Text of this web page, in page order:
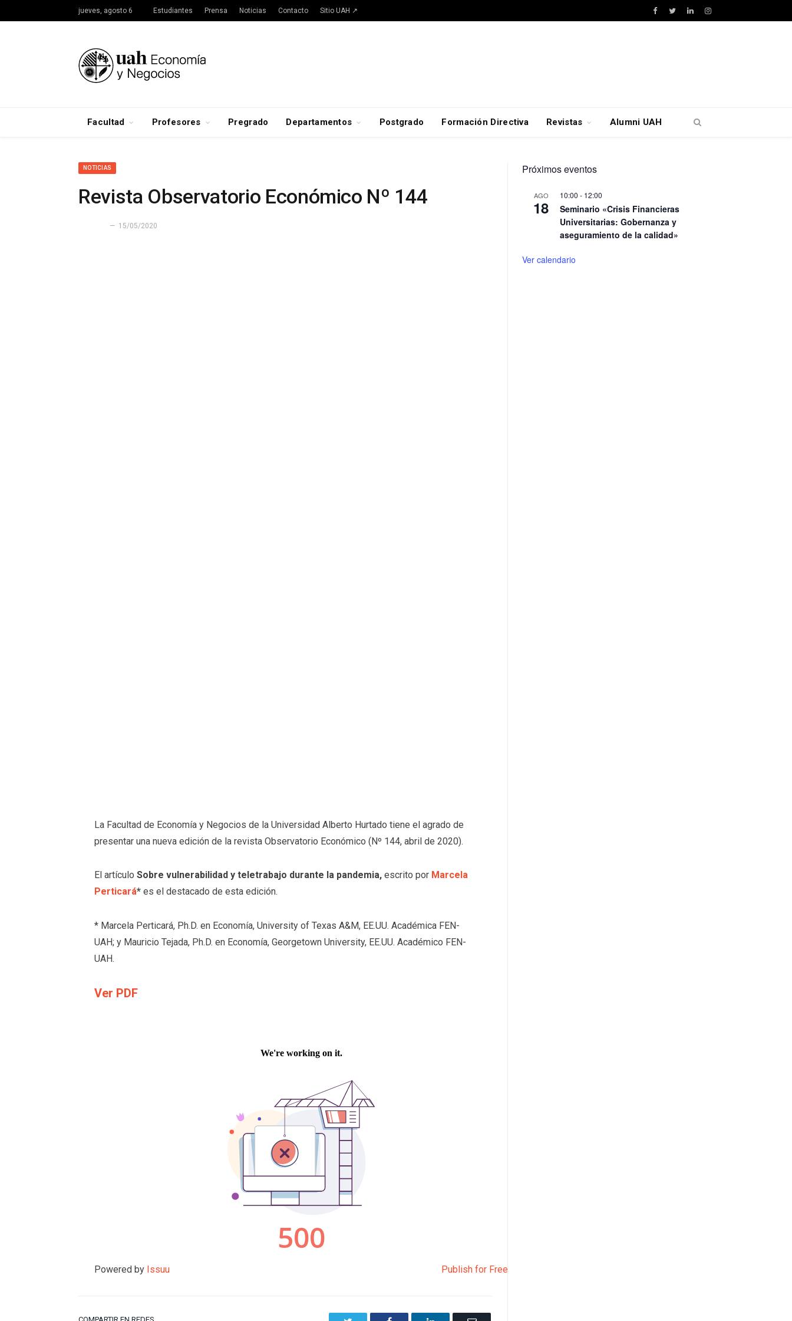
jueves, agosto 6 Estudiantes Prensa Noticias Contacto Sitio UAH ↗ Facebook
TwitterLinkedInInstagram
Facultad Profesores Pregrado Departamentos Postgrado Formación Directiva Revistas Alumni UAH
NOTICIAS
Revista Observatorio Económico Nº 144
15/05/2020
La Facultad de Economía y Negocios de la Universidad Alberto Hurtado tiene el agrado de
presentar una nueva edición de la revista Observatorio Económico (Nº 144, abril de 2020).
El artículoSobre vulnerabilidad y teletrabajo durante la pandemia,escrito por Marcela
Perticará* es el destacado de esta edición.
* Marcela Perticará, Ph.D. en Economía, University of Texas A&M, EE.UU. Académica FEN-
UAH; y Mauricio Tejada, Ph.D. en Economía, Georgetown University, EE.UU. Académico FEN-
UAH.
Ver PDF
Powered by Issuu Publish for Free
Próximos eventos
AGO
18
10:00 - 12:00
Seminario «Crisis Financieras
Universitarias: Gobernanza y
aseguramiento de la calidad»
Ver calendario